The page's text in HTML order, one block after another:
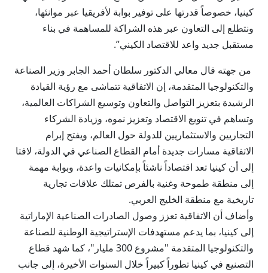
كينيا، خصوصاً قدرتها على توفير بوابة لأفريقيا عبر موانئها،
ونتطلع إلى التعاون عبر هذه الشراكة للمساهمة في بناء
مستقبل جديد واعد للاقتصاد الكيني”.
من جهته قال معالي الدكتور سلطان أحمد الجابر وزير الصناعة
والتكنولوجيا المتقدمة، إن الاتفاقية تتماشى مع رؤية القيادة
الرشيدة بتعزيز التواصل والتعاون وتوسيع الشراكات العالمية،
وتساهم في تنويع الاقتصاد وتعزيز نموه، وزيادة الشركاء
التجاريين والاستثماريين للدولة حول العالم، ويفتح إبرام
الاتفاقية مسارات جديدة أمام القطاع الصناعي في الدولة، لافتا
إلى أن كينيا تعد اقتصاداً ناشئاً بإمكانيات واعدة، وبوابة مهمة
إلى منطقة طموحة وغنية بالفرص تمتلك علاقات تجارية
تاريخية مع منطقة الخليج العربي.
وأضاف أن الاتفاقية تعزز وصول الصادرات الصناعية الإماراتية
إلى كينيا، بما يدعم مستهدفات الإستراتيجية الوطنية للصناعة
والتكنولوجيا المتقدمة "مشروع 300 مليار"، كما شهد قطاع
التصنيع في كينيا تطوراً كبيراً خلال السنوات الأخيرة، إلى جانب